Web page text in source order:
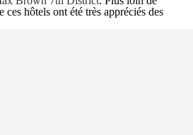
ces hôtels ont été très appréciés des